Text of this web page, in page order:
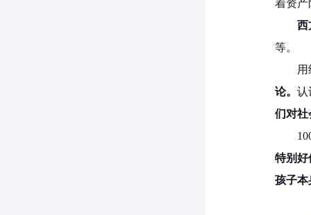
着资产
西
等。
论。认
们对社
特别好
孩子本